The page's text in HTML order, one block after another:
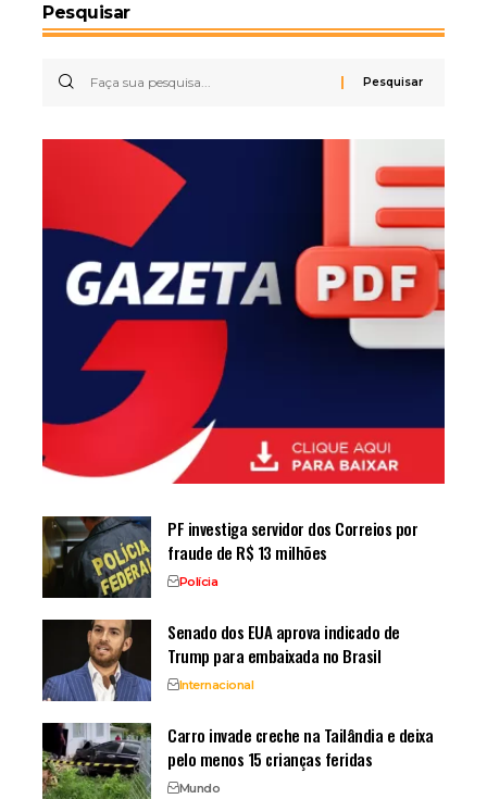
Pesquisar
PF investiga servidor dos Correios por
fraude de R$ 13 milhões
Polícia
Senado dos EUA aprova indicado de
Trump para embaixada no Brasil
Internacional
Carro invade creche na Tailândia e deixa
pelo menos 15 crianças feridas
Mundo